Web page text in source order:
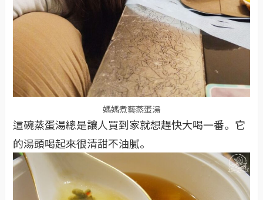
媽媽煮藝蒸蛋湯
這碗蒸蛋湯總是讓人買到家就想趕快大喝一番。它
的湯頭喝起來很清甜不油膩。